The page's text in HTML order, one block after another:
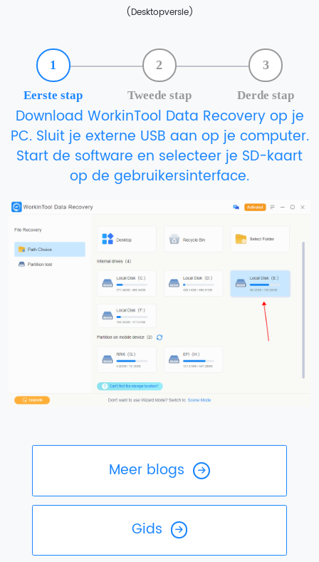
(Desktopversie)
1
Eerste stap
2
Tweede stap
3
Derde stap
Download WorkinTool Data Recovery op je
PC. Sluit je externe USB aan op je computer.
Start de software en selecteer je SD-kaart
op de gebruikersinterface.
Meer blogs
Gids